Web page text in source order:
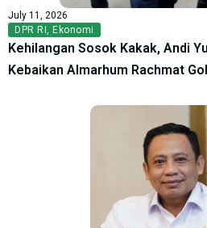
July 11, 2026
DPR RI Ekonomi
Kehilangan Sosok Kakak, Andi
Kebaikan Almarhum Rachmat